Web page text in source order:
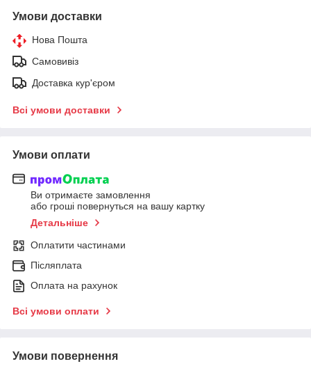
Умови доставки
Нова Пошта
Самовивіз
Доставка кур'єром
Всі умови доставки
Умови оплати
Ви отримаєте замовлення
або гроші повернуться на вашу картку
Детальніше
Оплатити частинами
Післяплата
Оплата на рахунок
Всі умови оплати
Умови повернення